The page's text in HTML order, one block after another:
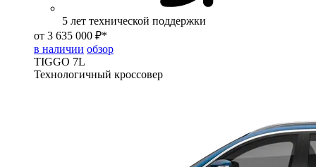
5 лет технической поддержки
от 3 635 000 ₽*
в наличии обзор
TIGGO 7L
Технологичный кроссовер